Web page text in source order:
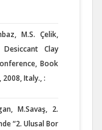
M.S. Çelik,
Clay
Book
Italy., :
M.Savaş, 2.
“2. Ulusal Bor